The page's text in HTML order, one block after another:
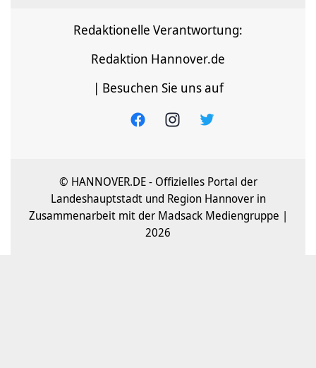
Redaktionelle Verantwortung:
Redaktion Hannover.de
| Besuchen Sie uns auf
© HANNOVER.DE - Offizielles Portal der
Landeshauptstadt und Region Hannover in
Zusammenarbeit mit der Madsack Mediengruppe |
2026